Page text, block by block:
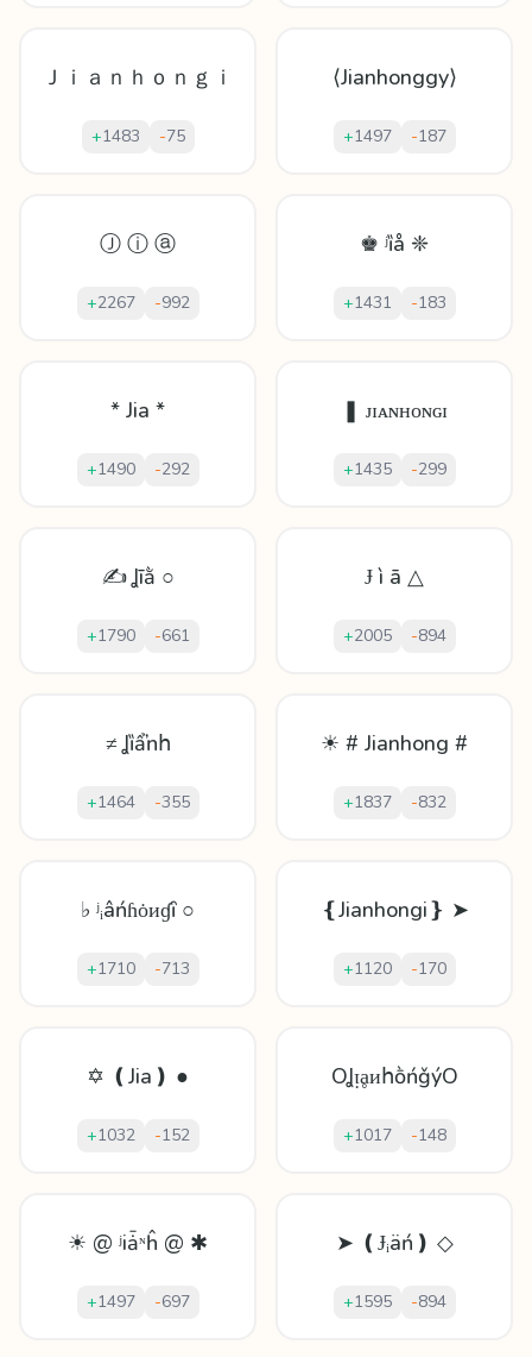
Ｊｉａｎｈｏｎｇｉ
+1483 -75
⟨Jianhonggy⟩
+1497 -187
Ⓙ ⓘ ⓐ
+2267 -992
♚ ʲȉå ❈
+1431 -183
* Jia *
+1490 -292
❚ ᴊɪᴀɴʜᴏɴɢɪ
+1435 -299
✍ Ʝīằ ○
+1790 -661
Ɉ ì ā △
+2005 -894
≠ Ʝȉẩŉհ
+1464 -355
☀ # Jianhong #
+1837 -832
♭ ʲᵢâńɦȯᴎɠȋ ○
+1710 -713
❴Jianhongi❵ ➤
+1120 -170
✡ ❪Jia❫ ●
+1032 -152
OꞲᴉḁᴎհṑńǧýO
+1017 -148
☀ @ ʲiǡᶰĥ @ ✱
+1497 -697
➤ ❪Ɉᵢäń❫ ◇
+1595 -894